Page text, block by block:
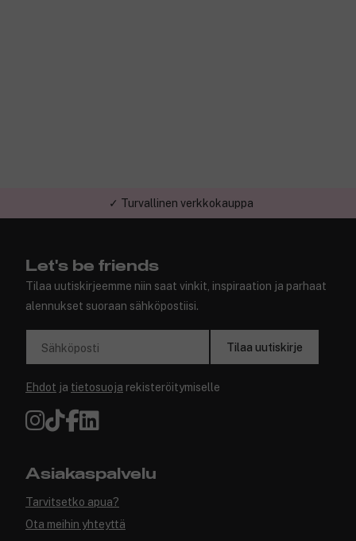
✓ Turvallinen verkkokauppa
Let's be friends
Tilaa uutiskirjeemme niin saat vinkit, inspiraation ja parhaat
alennukset suoraan sähköpostiisi.
Sähköposti Tilaa uutiskirje
Ehdot ja tietosuoja rekisteröitymiselle
Asiakaspalvelu
Tarvitsetko apua?
Ota meihin yhteyttä